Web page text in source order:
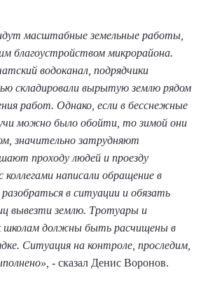
масштабные земельные работы,
благоустройством микрорайона.
водоканал, подрядчики
складировали вырытую землю рядом
работ. Однако, если в бесснежные
можно было обойти, то зимой они
значительно затрудняют
проходу людей и проезду
написали обращение в
в ситуации и обязать
вывезти землю. Тротуары и
школам должны быть расчищены в
Ситуация на контроле, проследим,
- сказал Денис Воронов.